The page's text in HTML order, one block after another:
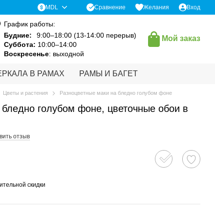
MDL Сравнение Желания Вход
График работы:
Будние:
9:00–18:00 (13-14:00 перерыв)
Суббота: 10:00–14:00
Воскресенье: выходной
Мой заказ
В РАМАХ РАМЫ И БАГЕТ
Цветы и растения Разноцветные маки на бледно голубом фоне
голубом фоне, цветочные обои в
отзыв
скидки